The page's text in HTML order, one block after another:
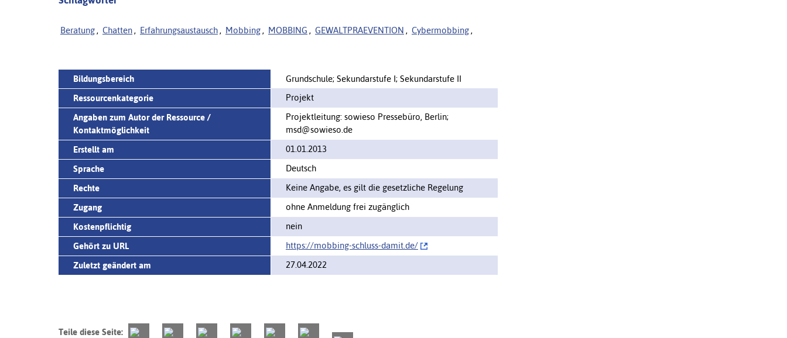
Beratung , Chatten , Erfahrungsaustausch , Mobbing , MOBBING , GEWALTPRAEVENTION , Cybermobbing ,
Bildungsbereich
Grundschule; Sekundarstufe I; Sekundarstufe II
Ressourcenkategorie
Projekt
Angaben zum Autor der Ressource /
Kontaktmöglichkeit
Projektleitung: sowieso Pressebüro, Berlin;
msd@sowieso.de
Erstellt am
01.01.2013
Sprache
Deutsch
Rechte
Keine Angabe, es gilt die gesetzliche Regelung
Zugang
ohne Anmeldung frei zugänglich
Kostenpflichtig
nein
Gehört zu URL
https://mobbing-schluss-damit.de/‌
Zuletzt geändert am
27.04.2022
Teile diese Seite: